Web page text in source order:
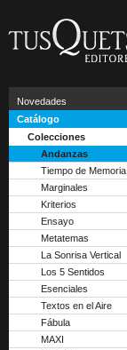
Novedades
Catálogo
Colecciones
Andanzas
Tiempo de Memoria
Marginales
Kriterios
Ensayo
Metatemas
La Sonrisa Vertical
Los 5 Sentidos
Esenciales
Textos en el Aire
Fábula
MAXI